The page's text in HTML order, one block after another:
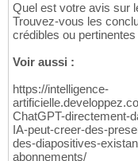
Quel est votre avis sur
Trouvez-vous les
crédibles ou pertinentes
Voir aussi :
https://intelligence-
ChatGPT-directement-
IA-peut-creer-des-
des-diapositives-
abonnements/